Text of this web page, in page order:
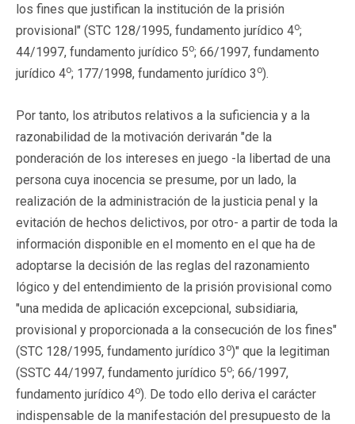
los fines que justifican la institución de la prisión
provisional" (STC 128/1995, fundamento jurídico 4o;
44/1997, fundamento jurídico 5o; 66/1997, fundamento
jurídico 4o; 177/1998, fundamento jurídico 3 o).
Por tanto, los atributos relativos a la suficiencia y a la
razonabilidad de la motivación derivarán "de la
ponderación de los intereses en juego -la libertad de una
persona cuya inocencia se presume, por un lado, la
realización de la administración de la justicia penal y la
evitación de hechos delictivos, por otro- a partir de toda la
información disponible en el momento en el que ha de
adoptarse la decisión de las reglas del razonamiento
lógico y del entendimiento de la prisión provisional como
"una medida de aplicación excepcional, subsidiaria,
provisional y proporcionada a la consecución de los fines"
(STC 128/1995, fundamento jurídico 3 o)" que la legitiman
(SSTC 44/1997, fundamento jurídico 5o; 66/1997,
fundamento jurídico 4o). De todo ello deriva el carácter
indispensable de la manifestación del presupuesto de la